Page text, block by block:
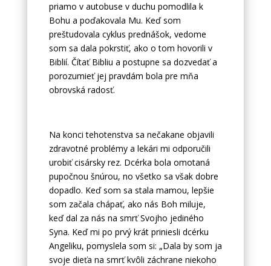
priamo v autobuse v duchu pomodlila k
Bohu a poďakovala Mu. Keď som
preštudovala cyklus prednášok, vedome
som sa dala pokrstiť, ako o tom hovorili v
Biblií. Čítať Bibliu a postupne sa dozvedať a
porozumieť jej pravdám bola pre mňa
obrovská radosť.
Na konci tehotenstva sa nečakane objavili
zdravotné problémy a lekári mi odporučili
urobiť cisársky rez. Dcérka bola omotaná
pupočnou šnúrou, no všetko sa však dobre
dopadlo. Keď som sa stala mamou, lepšie
som začala chápať, ako nás Boh miluje,
keď dal za nás na smrť Svojho jediného
Syna. Keď mi po prvý krát priniesli dcérku
Angeliku, pomyslela som si: „Dala by som ja
svoje dieťa na smrť kvôli záchrane niekoho